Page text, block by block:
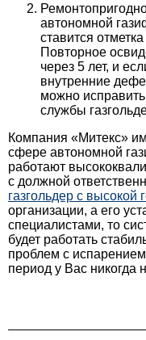
автономной
ставится
Повторное
через 5 лет, и
внутренние
можно
службы
Компания «Митекс»
сфере автономной
работают
с должной
газгольдер с высокой
организации, а его
специалистами, то
будет работать
проблем с
период у Вас никогда